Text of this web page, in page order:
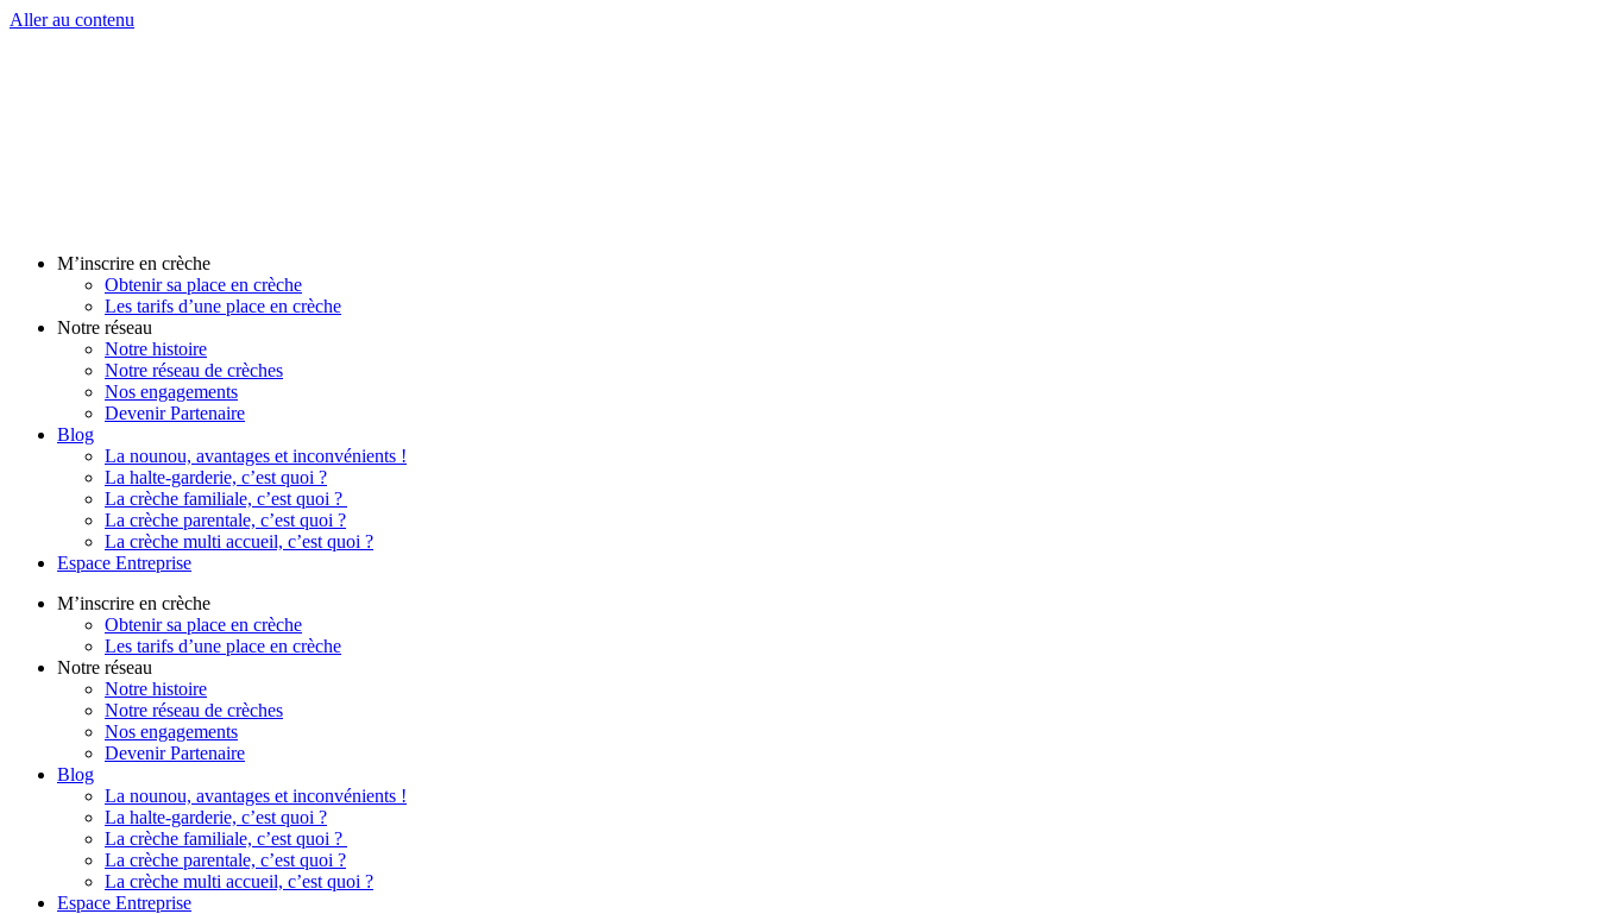
Aller au contenu
M’inscrire en crèche
Obtenir sa place en crèche
Les tarifs d’une place en crèche
Notre réseau
Notre histoire
Notre réseau de crèches
Nos engagements
Devenir Partenaire
Blog
La nounou, avantages et inconvénients !
La halte-garderie, c’est quoi ?
La crèche familiale, c’est quoi ?
La crèche parentale, c’est quoi ?
La crèche multi accueil, c’est quoi ?
Espace Entreprise
M’inscrire en crèche
Obtenir sa place en crèche
Les tarifs d’une place en crèche
Notre réseau
Notre histoire
Notre réseau de crèches
Nos engagements
Devenir Partenaire
Blog
La nounou, avantages et inconvénients !
La halte-garderie, c’est quoi ?
La crèche familiale, c’est quoi ?
La crèche parentale, c’est quoi ?
La crèche multi accueil, c’est quoi ?
Espace Entreprise